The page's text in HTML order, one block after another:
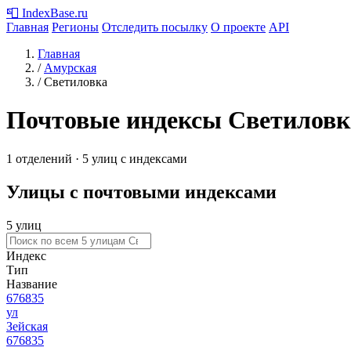
📮 IndexBase.ru
Главная Регионы Отследить посылку О проекте API
Главная
/ Амурская
/ Светиловка
Почтовые индексы
1 отделений · 5 улиц с индексами
Улицы с почтовыми индексами
5 улиц
Индекс
Тип
Название
676835
ул
Зейская
676835